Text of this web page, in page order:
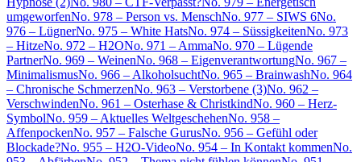
umgeworfenNo. 978 – Person vs. MenschNo. 977 – SIWS 6No.
976 – LügnerNo. 975 – White HatsNo. 974 – SüssigkeitenNo. 973
– HitzeNo. 972 – H2ONo. 971 – AmmaNo. 970 – Lügende
PartnerNo. 969 – WeinenNo. 968 – EigenverantwortungNo. 967 –
MinimalismusNo. 966 – AlkoholsuchtNo. 965 – BrainwashNo. 964
– Chronische SchmerzenNo. 963 – Verstorbene (3)No. 962 –
VerschwindenNo. 961 – Osterhase & ChristkindNo. 960 – Herz-
SymbolNo. 959 – Aktuelles WeltgeschehenNo. 958 –
AffenpockenNo. 957 – Falsche GurusNo. 956 – Gefühl oder
Blockade?No. 955 – H2O-VideoNo. 954 – In Kontakt kommenNo.